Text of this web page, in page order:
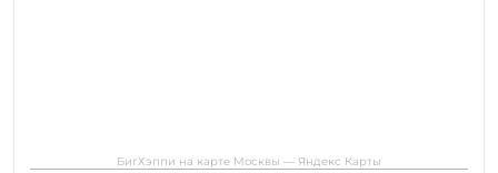
БигХэппи на карте Москвы — Яндекс Карты